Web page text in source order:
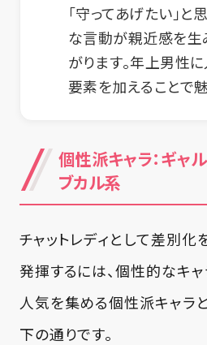
「守ってあげたい」
な言動が親近感を生
がります。年上男性
要素を加えることで
個性派キャラ：ギャ
ブカル系
チャットレディとして差別化
発揮するには、個性的なキ
人気を集める個性派キャラ
下の通りです。